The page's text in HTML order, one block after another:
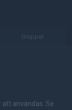
Grupper
användas. Se